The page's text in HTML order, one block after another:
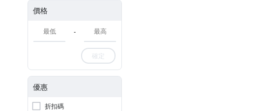
價格
-
確定
優惠
折扣碼